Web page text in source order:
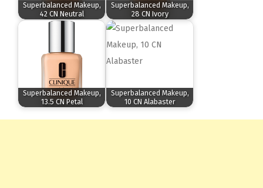
Superbalanced Makeup,
42 CN Neutral
Superbalanced Makeup,
28 CN Ivory
Superbalanced Makeup,
13.5 CN Petal
Superbalanced Makeup,
10 CN Alabaster